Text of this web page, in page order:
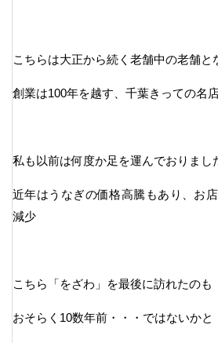
こちらは大正から続く老舗中の老舗と
創業は100年を越す、千葉きっての名
私も以前は何度か足を運んでおりまし
近年はうなぎの価格高騰もあり、お
減少
こちら「をざわ」を最後に訪れたのも
おそらく10数年前・・・ではないかと